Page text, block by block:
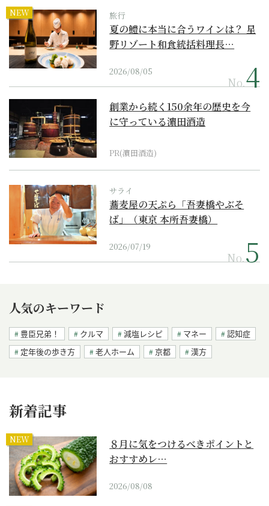
NEW 旅行
夏の鱧に本当に合うワインは？ 星
野リゾート和食統括料理長…
2026/08/05
No.
創業から続く150余年の歴史を今
に守っている濵田酒造
PR(濵田酒造)
サライ
蕎麦屋の天ぷら「吾妻橋やぶそ
ば」（東京 本所吾妻橋）
2026/07/19
No.
人気のキーワード
豊臣兄弟！ クルマ 減塩レシピ マネー
認知症
定年後の歩き方
老人ホーム 京都 漢方
新着記事
NEW
８月に気をつけるべきポイントと
おすすめレ…
2026/08/08